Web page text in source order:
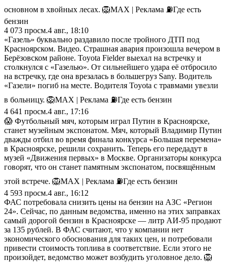
основном в хвойных лесах. 🦁MAX | Реклама ⛽️Где есть
бензин
4 073 просм.4 авг., 18:10
«Газель» буквально раздавило после тройного ДТП под
Красноярском. Видео. Страшная авария произошла вечером в
Берёзовском районе. Toyota Fielder выехал на встречку и
столкнулся с «Газелью». От сильнейшего удара её отбросило
на встречку, где она врезалась в большегруз Sany. Водитель
«Газели» погиб на месте. Водителя Toyota с травмами увезли
в больницу. 🦁MAX | Реклама ⛽️Где есть бензин
4 641 просм.4 авг., 17:16
😱 Футбольный мяч, которым играл Путин в Красноярске,
станет музейным экспонатом. Мяч, который Владимир Путин
дважды отбил во время финала конкурса «Большая перемена»
в Красноярске, решили сохранить. Теперь его передадут в
музей «Движения первых» в Москве. Организаторы конкурса
говорят, что он станет памятным экспонатом, посвящённым
этой встрече. 🦁MAX | Реклама ⛽️Где есть бензин
4 593 просм.4 авг., 16:12
ФАС потребовала снизить цены на бензин на АЗС «Регион
24». Сейчас, по данным ведомства, именно на этих заправках
самый дорогой бензин в Красноярске — литр АИ-95 продают
за 135 рублей. В ФАС считают, что у компании нет
экономического обоснования для таких цен, и потребовали
привести стоимость топлива в соответствие. Если этого не
произойдет, ведомство может возбудить уголовное дело. 🦁